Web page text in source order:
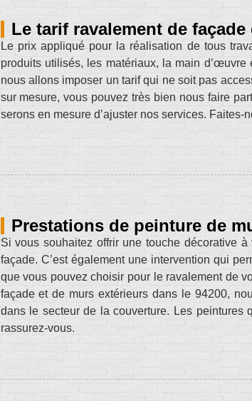
Le tarif ravalement de
Le prix appliqué pour la réalisation de tous
produits utilisés, les matériaux, la main
nous allons imposer un tarif qui ne soit pas
sur mesure, vous pouvez très bien nous faire
serons en mesure d’ajuster nos services. Faites-
Prestations de peinture de
Si vous souhaitez offrir une touche décorative
façade. C’est également une intervention qui
que vous pouvez choisir pour le ravalement de
façade et de murs extérieurs dans le 94200,
dans le secteur de la couverture. Les peintures
rassurez-vous.